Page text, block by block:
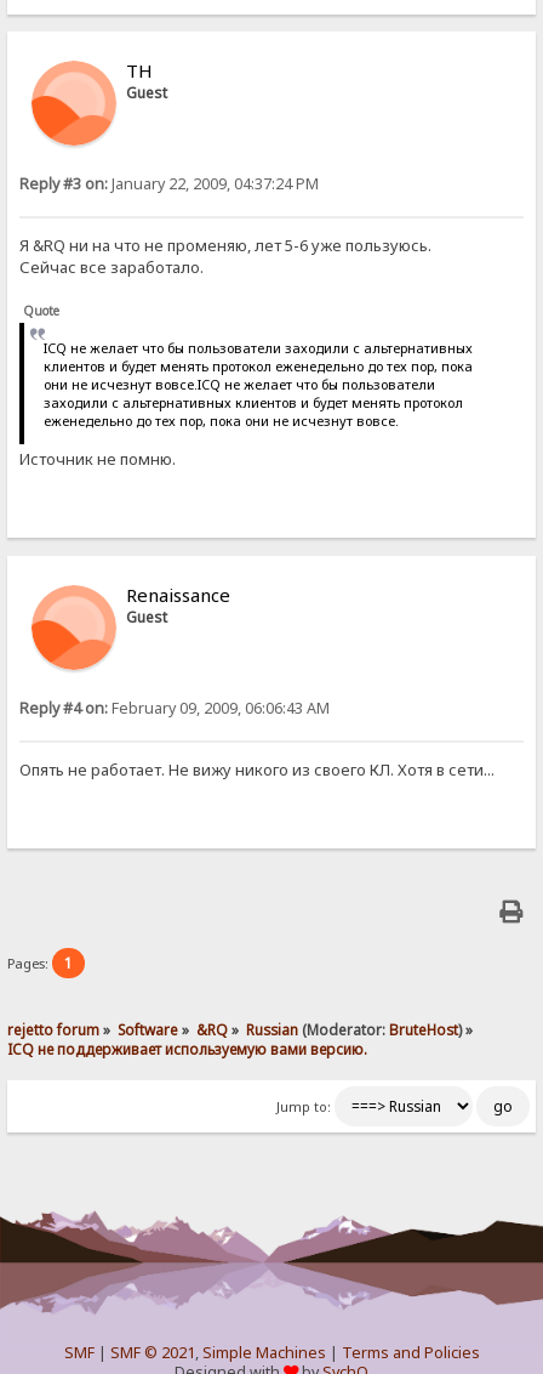
ТН
Guest
Reply #3 on:January 22, 2009, 04:37:24 PM
Я &RQ ни на что не променяю, лет 5-6 уже пользуюсь.
Сейчас все заработало.
Quote
ICQ не желает что бы пользователи заходили с альтернативных
клиентов и будет менять протокол еженедельно до тех пор, пока
они не исчезнут вовсе.ICQ не желает что бы пользователи
заходили с альтернативных клиентов и будет менять протокол
еженедельно до тех пор, пока они не исчезнут вовсе.
Источник не помню.
Renaissance
Guest
Reply #4 on:February 09, 2009, 06:06:43 AM
Опять не работает. Не вижу никого из своего КЛ. Хотя в сети...
Pages: 1
rejetto forum» Software» &RQ» Russian (Moderator:BruteHost) »
ICQ не поддерживает используемую вами версию.
Jump to:
SMF| SMF © 2021,Simple Machines | Terms and Policies